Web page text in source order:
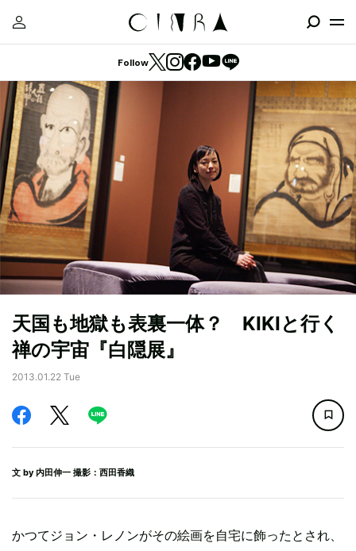
Follow
天国も地獄も表裏一体？ KIKIと行く
禅の宇宙『白隠展』
2013.01.22 Tue
文 by 内田伸一 撮影：西田香織
かつてジョン・レノンがその絵画を自宅に飾ったとされ、